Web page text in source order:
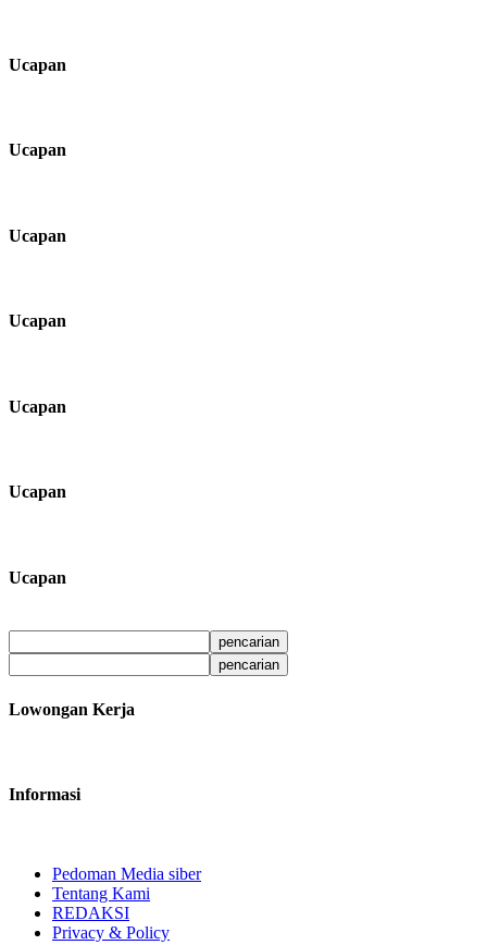
Ucapan
Ucapan
Ucapan
Ucapan
Ucapan
Ucapan
Ucapan
Lowongan Kerja
Informasi
Pedoman Media siber
Tentang Kami
REDAKSI
Privacy & Policy